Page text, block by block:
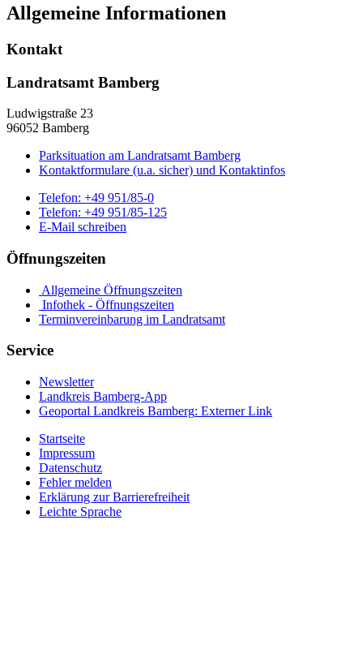
Allgemeine Informationen
Kontakt
Landratsamt Bamberg
Ludwigstraße 23
96052 Bamberg
Parksituation am Landratsamt Bamberg
Kontaktformulare (u.a. sicher) und Kontaktinfos
Telefon: +49 951/85-0
Telefon: +49 951/85-125
E-Mail schreiben
Öffnungszeiten
Allgemeine Öffnungszeiten
Infothek - Öffnungszeiten
Terminvereinbarung im Landratsamt
Service
Newsletter
Landkreis Bamberg-App
Geoportal Landkreis Bamberg: Externer Link
Startseite
Impressum
Datenschutz
Fehler melden
Erklärung zur Barrierefreiheit
Leichte Sprache